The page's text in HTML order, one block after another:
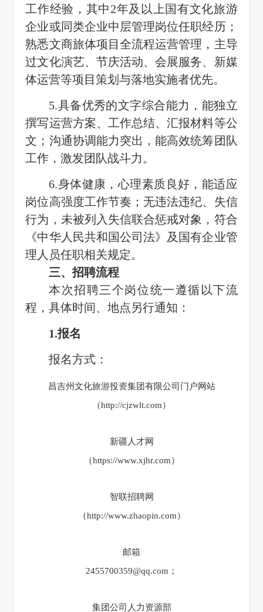
工作经验，其中2年及以上国有文化旅游
企业或同类企业中层管理岗位任职经历；
熟悉文商旅体项目全流程运营管理，主导
过文化演艺、节庆活动、会展服务、新媒
体运营等项目策划与落地实施者优先。
5.具备优秀的文字综合能力，能独立
撰写运营方案、工作总结、汇报材料等公
文；沟通协调能力突出，能高效统筹团队
工作，激发团队战斗力。
6.身体健康，心理素质良好，能适应
岗位高强度工作节奏；无违法违纪、失信
行为，未被列入失信联合惩戒对象，符合
《中华人民共和国公司法》及国有企业管
理人员任职相关规定。
三、招聘流程
本次招聘三个岗位统一遵循以下流
程，具体时间、地点另行通知：
1.报名
报名方式：
昌吉州文化旅游投资集团有限公司门户网站
（http://cjzwlt.com）
新疆人才网
（https://www.xjhr.com）
智联招聘网
（http://www.zhaopin.com）
邮箱
2455700359@qq.com；
集团公司人力资源部